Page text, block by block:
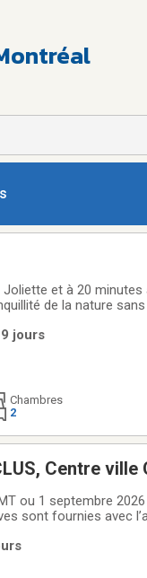
et à 20
de la nature
jours
Chambres
2
Centre
ou 1 septembre
sont fournies avec